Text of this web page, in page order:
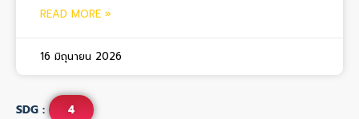
READ MORE »
16 มิถุนายน 2026
SDG : 4